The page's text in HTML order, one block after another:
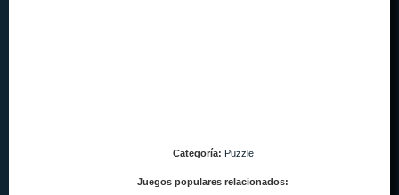
Categoría: Puzzle
Juegos populares relacionados: